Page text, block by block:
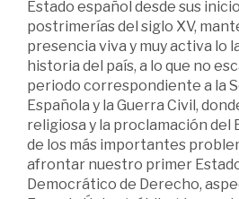
Estado español desde sus
postrimerías del siglo XV,
presencia viva y muy activa lo
historia del país, a lo que no
periodo correspondiente a la
Española y la Guerra Civil,
religiosa y la proclamación del
de los más importantes
afrontar nuestro primer
Democrático de Derecho,